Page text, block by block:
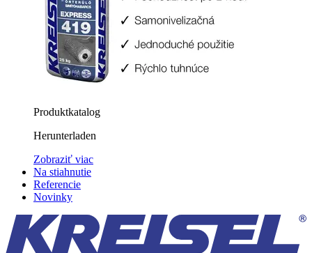
Produktkatalog
Herunterladen
Zobraziť viac
Na stiahnutie
Referencie
Novinky